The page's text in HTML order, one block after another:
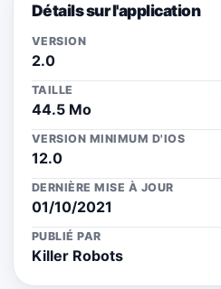
Détails sur l'application
VERSION
2.0
TAILLE
44.5 Mo
VERSION MINIMUM D'IOS
12.0
DERNIÈRE MISE À JOUR
01/10/2021
PUBLIÉ PAR
Killer Robots